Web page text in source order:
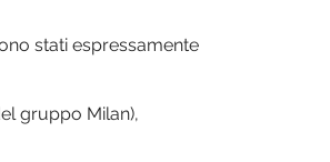
stati espressamente
gruppo Milan),